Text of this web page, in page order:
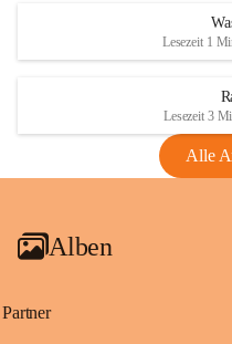
Anhang VBl. EU Nr. 18
1 Seite•1,4 MB
VBl. EU Nr. 18_2026
Lesezeit 1
Lesezeit 3
Alle
Alben
Partner